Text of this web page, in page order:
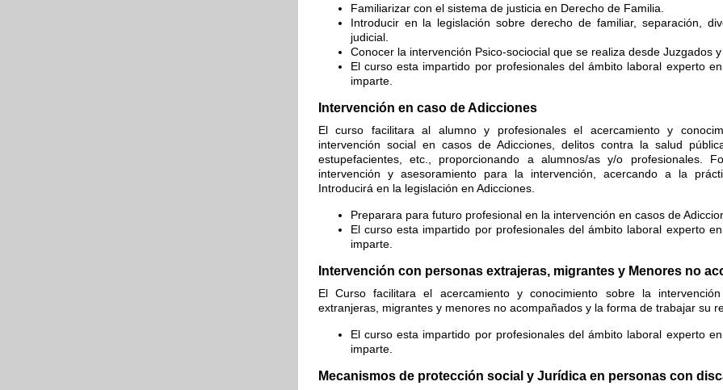
Familiarizar con el sistema de justicia en Derecho de Familia.
Introducir en la legislación sobre derecho de familiar, separación,
judicial.
Conocer la intervención Psico-sociocial que se realiza desde Juzgados
El curso esta impartido por profesionales del ámbito laboral experto
imparte.
Intervención en caso de Adicciones
El curso facilitara al alumno y profesionales el acercamiento y
intervención social en casos de Adicciones, delitos contra la salud
estupefacientes, etc., proporcionando a alumnos/as y/o profesionales.
intervención y asesoramiento para la intervención, acercando a la
Introducirá en la legislación en Adicciones.
Preparara para futuro profesional en la intervención en casos de
El curso esta impartido por profesionales del ámbito laboral experto
imparte.
Intervención con personas extrajeras, migrantes y Menores no
El Curso facilitara el acercamiento y conocimiento sobre la
extranjeras, migrantes y menores no acompañados y la forma de trabajar su
El curso esta impartido por profesionales del ámbito laboral experto
imparte.
Mecanismos de protección social y Jurídica en personas con